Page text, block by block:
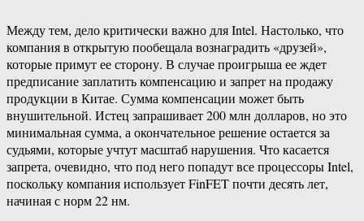
Между тем, дело критически важно для Intel. Настолько, что
компания в открытую пообещала вознаградить «друзей»,
которые примут ее сторону. В случае проигрыша ее ждет
предписание заплатить компенсацию и запрет на продажу
продукции в Китае. Сумма компенсации может быть
внушительной. Истец запрашивает 200 млн долларов, но это
минимальная сумма, а окончательное решение остается за
судьями, которые учтут масштаб нарушения. Что касается
запрета, очевидно, что под него попадут все процессоры Intel,
поскольку компания использует FinFET почти десять лет,
начиная с норм 22 нм.